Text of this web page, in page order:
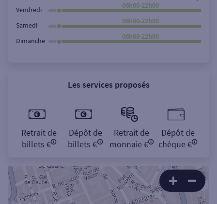
Vendredi
06h00-22h00
Samedi
06h00-22h00
Dimanche
06h00-22h00
Les services proposés
Retrait de
billets €
Dépôt de
billets €
Retrait de
monnaie €
Dépôt de
chèque €